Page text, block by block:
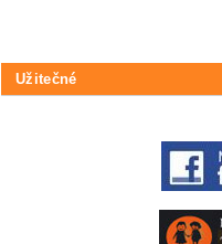
Užitečné